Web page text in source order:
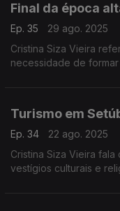
Final da época
Ep. 35
29 ago. 2025
Cristina Siza Vieira
necessidade de
Turismo em
Ep. 34
22 ago. 2025
Cristina Siza Vieira
vestígios culturais e